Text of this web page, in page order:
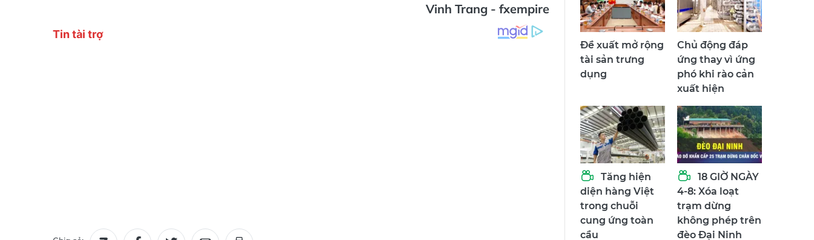
Vinh Trang - fxempire
Đề xuất mở rộng
tài sản trưng
dụng
Chủ động đáp
ứng thay vì ứng
phó khi rào cản
xuất hiện
Tăng hiện
diện hàng Việt
trong chuỗi
cung ứng toàn
18 GIỜ NGÀY
4-8: Xóa loạt
trạm dừng
không phép trên